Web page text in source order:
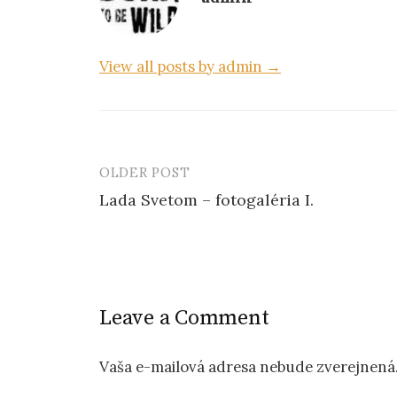
View all posts by admin →
t
n
OLDER POST
Lada Svetom – fotogaléria I.
Leave a Comment
Vaša e-mailová adresa nebude zverejnená.